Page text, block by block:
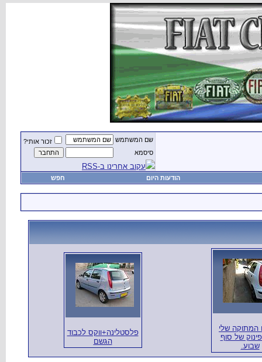
שם המשתמש
זכור אותי?
סיסמא
עקוב אחרינו ב-RSS
הודעות היום חפש
המתוקה שלי
של סוף
שבוע.
פלסטלינה+ווקס לכבוד
הגשם